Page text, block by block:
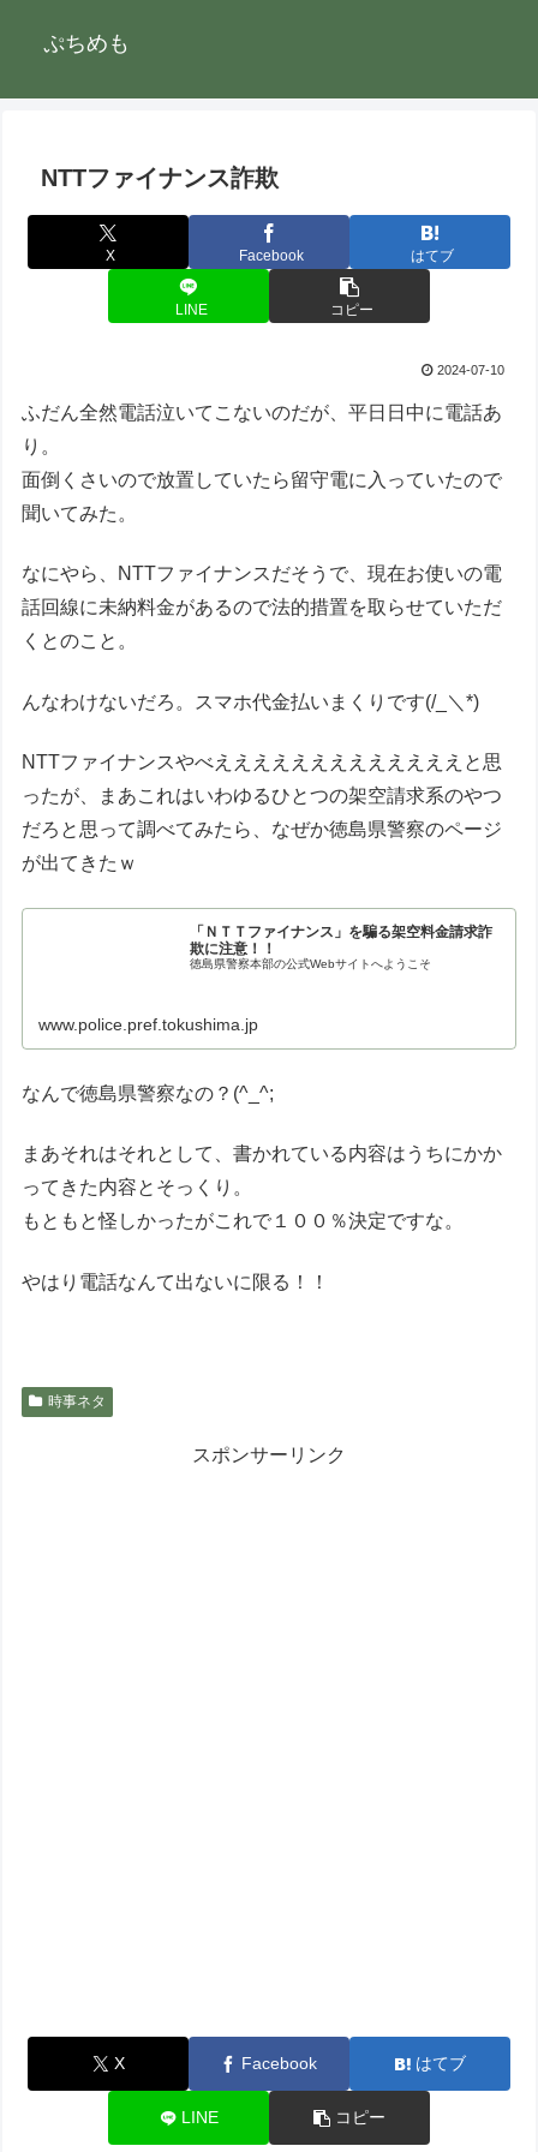
ぷちめも
NTTファイナンス詐欺
X Facebook はてブ
LINE コピー
2024-07-10
ふだん全然電話泣いてこないのだが、平日日中に電話あ
り。
面倒くさいので放置していたら留守電に入っていたので
聞いてみた。
なにやら、NTTファイナンスだそうで、現在お使いの電
話回線に未納料金があるので法的措置を取らせていただ
くとのこと。
んなわけないだろ。スマホ代金払いまくりです(/_＼*)
NTTファイナンスやべえええええええええええええと思
ったが、まあこれはいわゆるひとつの架空請求系のやつ
だろと思って調べてみたら、なぜか徳島県警察のページ
が出てきたｗ
「ＮＴＴファイナンス」を騙る架空料金請求詐
欺に注意！！
徳島県警察本部の公式Webサイトへようこそ
www.police.pref.tokushima.jp
なんで徳島県警察なの？(^_^;
まあそれはそれとして、書かれている内容はうちにかか
ってきた内容とそっくり。
もともと怪しかったがこれで１００％決定ですな。
やはり電話なんて出ないに限る！！
時事ネタ
スポンサーリンク
X Facebook はてブ
LINE コピー